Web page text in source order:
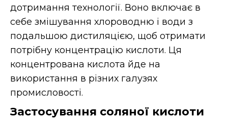
дотримання технології. Воно включає в
себе змішування хлороводню і води з
подальшою дистиляцією, щоб отримати
потрібну концентрацію кислоти. Ця
концентрована кислота йде на
використання в різних галузях
промисловості.
Застосування соляної кислоти